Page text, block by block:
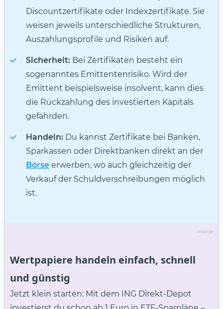
Discountzertifikate oder Indexzertifikate. Sie
weisen jeweils unterschiedliche Strukturen,
Auszahlungsprofile und Risiken auf.
Sicherheit: Bei Zertifikaten besteht ein
sogenanntes Emittentenrisiko. Wird der
Emittent beispielsweise insolvent, kann dies
die Rückzahlung des investierten Kapitals
gefährden.
Handeln: Du kannst Zertifikate bei Banken,
Sparkassen oder Direktbanken direkt an der
Börse erwerben, wo auch gleichzeitig der
Verkauf der Schuldverschreibungen möglich
ist.
Anzeige
Wertpapiere handeln einfach, schnell
und günstig
Jetzt klein starten: Mit dem ING Direkt-Depot